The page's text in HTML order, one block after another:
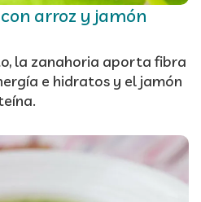
arroz y jamón
la zanahoria aporta fibra
e hidratos y el jamón